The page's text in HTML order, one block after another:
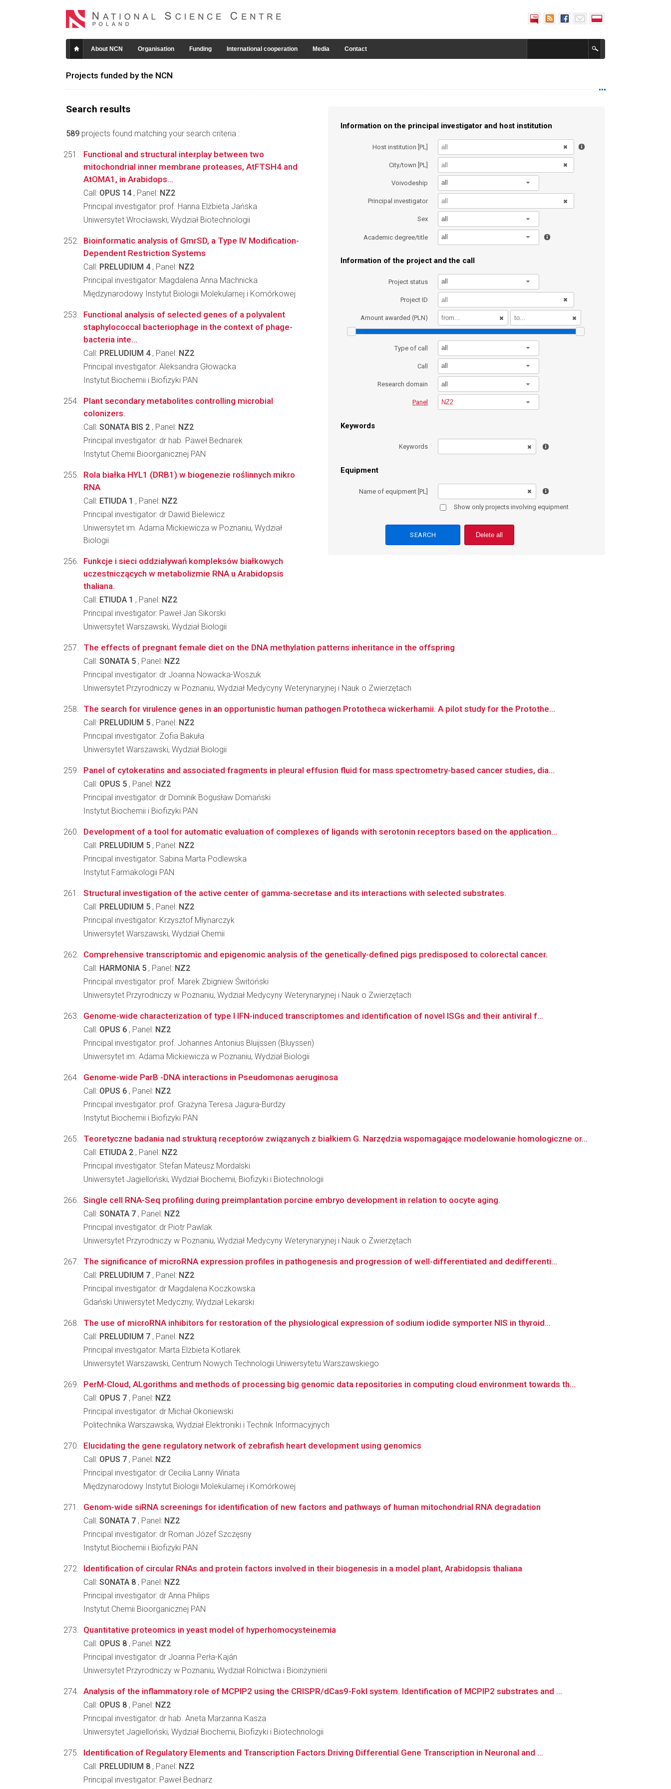
About NCN Organisation Funding International cooperation Media Contact
Projects funded by the NCN
Search results
589 projects found matching your search criteria :
Information on the principal investigator and host institution
Host institution [PL]
City/town [PL]
Voivodeship all
Principal investigator
Sex all
Academic degree/title all
Information of the project and the call
Project status all
Project ID
Amount awarded (PLN)
Type of call all
Call all
Research domain all
Panel NZ2
Keywords
Keywords
Equipment
Name of equipment [PL]
Show only projects involving equipment
Delete all
Functional and structural interplay between two
mitochondrial inner membrane proteases, AtFTSH4 and
AtOMA1, in Arabidops...
Call: OPUS 14, Panel: NZ2
Principal investigator: prof. Hanna Elżbieta Jańska
Uniwersytet Wrocławski, Wydział Biotechnologii
Bioinformatic analysis of GmrSD, a Type IV Modification-
Dependent Restriction Systems
Call: PRELUDIUM 4, Panel: NZ2
Principal investigator: Magdalena Anna Machnicka
Międzynarodowy Instytut Biologii Molekularnej i Komórkowej
Functional analysis of selected genes of a polyvalent
staphylococcal bacteriophage in the context of phage-
bacteria inte...
Call: PRELUDIUM 4, Panel: NZ2
Principal investigator: Aleksandra Głowacka
Instytut Biochemii i Biofizyki PAN
Plant secondary metabolites controlling microbial
colonizers.
Call: SONATA BIS 2 , Panel: NZ2
Principal investigator: dr hab. Paweł Bednarek
Instytut Chemii Bioorganicznej PAN
Rola białka HYL1 (DRB1) w biogenezie roślinnych mikro
RNA
Call: ETIUDA 1 , Panel: NZ2
Principal investigator: dr Dawid Bielewicz
Uniwersytet im. Adama Mickiewicza w Poznaniu, Wydział
Biologii
Funkcje i sieci oddziaływań kompleksów białkowych
uczestniczących w metabolizmie RNA u Arabidopsis
thaliana.
Call: ETIUDA 1 , Panel: NZ2
Principal investigator: Paweł Jan Sikorski
Uniwersytet Warszawski, Wydział Biologii
The effects of pregnant female diet on the DNA methylation patterns inheritance in the offspring
Call: SONATA 5 , Panel: NZ2
Principal investigator: dr Joanna Nowacka-Woszuk
Uniwersytet Przyrodniczy w Poznaniu, Wydział Medycyny Weterynaryjnej i Nauk o Zwierzętach
The search for virulence genes in an opportunistic human pathogen Prototheca wickerhamii. A pilot study for the Protothe...
Call: PRELUDIUM 5 , Panel: NZ2
Principal investigator: Zofia Bakuła
Uniwersytet Warszawski, Wydział Biologii
Panel of cytokeratins and associated fragments in pleural effusion fluid for mass spectrometry-based cancer studies, dia...
Call: OPUS 5 , Panel: NZ2
Principal investigator: dr Dominik Bogusław Domański
Instytut Biochemii i Biofizyki PAN
Development of a tool for automatic evaluation of complexes of ligands with serotonin receptors based on the application...
Call: PRELUDIUM 5 , Panel: NZ2
Principal investigator: Sabina Marta Podlewska
Instytut Farmakologii PAN
Structural investigation of the active center of gamma-secretase and its interactions with selected substrates.
Call: PRELUDIUM 5 , Panel: NZ2
Principal investigator: Krzysztof Młynarczyk
Uniwersytet Warszawski, Wydział Chemii
Comprehensive transcriptomic and epigenomic analysis of the genetically-defined pigs predisposed to colorectal cancer.
Call: HARMONIA 5 , Panel: NZ2
Principal investigator: prof. Marek Zbigniew Świtoński
Uniwersytet Przyrodniczy w Poznaniu, Wydział Medycyny Weterynaryjnej i Nauk o Zwierzętach
Genome-wide characterization of type I IFN-induced transcriptomes and identification of novel ISGs and their antiviral f...
Call: OPUS 6 , Panel: NZ2
Principal investigator: prof. Johannes Antonius Bluijssen (Bluyssen)
Uniwersytet im. Adama Mickiewicza w Poznaniu, Wydział Biologii
Genome-wide ParB -DNA interactions in Pseudomonas aeruginosa
Call: OPUS 6 , Panel: NZ2
Principal investigator: prof. Grażyna Teresa Jagura-Burdzy
Instytut Biochemii i Biofizyki PAN
Teoretyczne badania nad strukturą receptorów związanych z białkiem G. Narzędzia wspomagające modelowanie homologiczne or...
Call: ETIUDA 2 , Panel: NZ2
Principal investigator: Stefan Mateusz Mordalski
Uniwersytet Jagielloński, Wydział Biochemii, Biofizyki i Biotechnologii
Single cell RNA-Seq profiling during preimplantation porcine embryo development in relation to oocyte aging.
Call: SONATA 7 , Panel: NZ2
Principal investigator: dr Piotr Pawlak
Uniwersytet Przyrodniczy w Poznaniu, Wydział Medycyny Weterynaryjnej i Nauk o Zwierzętach
The significance of microRNA expression profiles in pathogenesis and progression of well-differentiated and dedifferenti...
Call: PRELUDIUM 7 , Panel: NZ2
Principal investigator: dr Magdalena Koczkowska
Gdański Uniwersytet Medyczny, Wydział Lekarski
The use of microRNA inhibitors for restoration of the physiological expression of sodium iodide symporter NIS in thyroid...
Call: PRELUDIUM 7 , Panel: NZ2
Principal investigator: Marta Elżbieta Kotlarek
Uniwersytet Warszawski, Centrum Nowych Technologii Uniwersytetu Warszawskiego
PerM-Cloud, ALgorithms and methods of processing big genomic data repositories in computing cloud environment towards th...
Call: OPUS 7 , Panel: NZ2
Principal investigator: dr Michał Okoniewski
Politechnika Warszawska, Wydział Elektroniki i Technik Informacyjnych
Elucidating the gene regulatory network of zebrafish heart development using genomics
Call: OPUS 7 , Panel: NZ2
Principal investigator: dr Cecilia Lanny Winata
Międzynarodowy Instytut Biologii Molekularnej i Komórkowej
Genom-wide siRNA screenings for identification of new factors and pathways of human mitochondrial RNA degradation
Call: SONATA 7 , Panel: NZ2
Principal investigator: dr Roman Józef Szczęsny
Instytut Biochemii i Biofizyki PAN
Identification of circular RNAs and protein factors involved in their biogenesis in a model plant, Arabidopsis thaliana
Call: SONATA 8 , Panel: NZ2
Principal investigator: dr Anna Philips
Instytut Chemii Bioorganicznej PAN
Quantitative proteomics in yeast model of hyperhomocysteinemia
Call: OPUS 8 , Panel: NZ2
Principal investigator: dr Joanna Perła-Kaján
Uniwersytet Przyrodniczy w Poznaniu, Wydział Rolnictwa i Bioinżynierii
Analysis of the inflammatory role of MCPIP2 using the CRISPR/dCas9-FokI system. Identification of MCPIP2 substrates and ...
Call: OPUS 8 , Panel: NZ2
Principal investigator: dr hab. Aneta Marzanna Kasza
Uniwersytet Jagielloński, Wydział Biochemii, Biofizyki i Biotechnologii
Identification of Regulatory Elements and Transcription Factors Driving Differential Gene Transcription in Neuronal and ...
Call: PRELUDIUM 8 , Panel: NZ2
Principal investigator: Paweł Bednarz